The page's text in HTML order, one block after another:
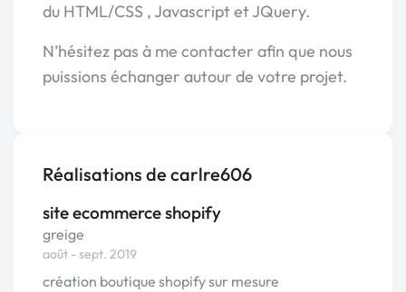
du HTML/CSS , Javascript et JQuery.
N’hésitez pas à me contacter afin que nous
puissions échanger autour de votre projet.
Réalisations de carlre606
site ecommerce shopify
greige
août - sept. 2019
création boutique shopify sur mesure